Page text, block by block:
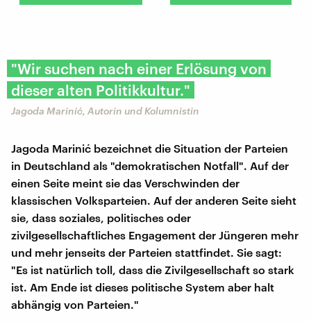
"Wir suchen nach einer Erlösung von
dieser alten Politikkultur."
Jagoda Marinić, Autorin und Kolumnistin
Jagoda Marinić bezeichnet die Situation der Parteien
in Deutschland als "demokratischen Notfall". Auf der
einen Seite meint sie das Verschwinden der
klassischen Volksparteien. Auf der anderen Seite sieht
sie, dass soziales, politisches oder
zivilgesellschaftliches Engagement der Jüngeren mehr
und mehr jenseits der Parteien stattfindet. Sie sagt:
"Es ist natürlich toll, dass die Zivilgesellschaft so stark
ist. Am Ende ist dieses politische System aber halt
abhängig von Parteien."